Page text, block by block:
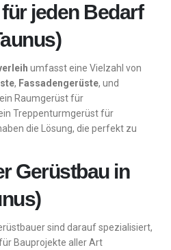
jeden Bedarf
umfasst eine Vielzahl von
, Fassadengerüste, und
ein Raumgerüst für
Treppenturmgerüst für
die Lösung, die perfekt zu
Gerüstbau in
sind darauf spezialisiert,
Bauprojekte aller Art